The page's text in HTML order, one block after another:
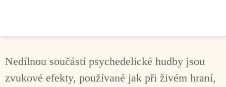
Nedílnou součástí psychedelické hudby jsou
zvukové efekty, používané jak při živém hraní,